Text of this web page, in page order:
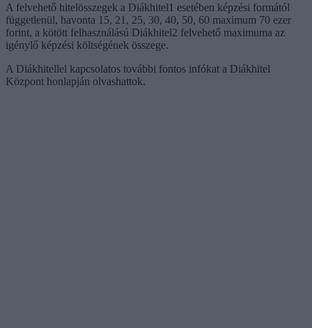
A felvehető hitelösszegek a Diákhitel1 esetében képzési formától
függetlenül, havonta 15, 21, 25, 30, 40, 50, 60 maximum 70 ezer
forint, a kötött felhasználású Diákhitel2 felvehető maximuma az
igénylő képzési költségének összege.
A Diákhitellel kapcsolatos további fontos infókat a Diákhitel
Központ honlapján olvashattok.